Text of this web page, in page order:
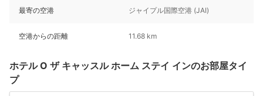
最寄の空港 ジャイプル国際空港 (JAI)
空港からの距離 11.68 km
ホテル O ザ キャッスル ホーム ステイ インのお部屋タイ
プ